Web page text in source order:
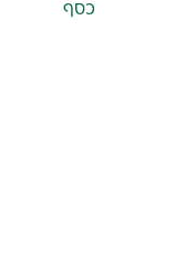
כסף